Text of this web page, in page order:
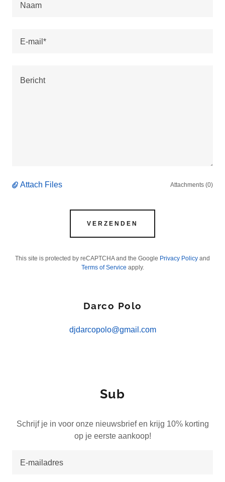
Naam
E-mail*
Attach Files Attachments (0)
VERZENDEN
This site is protected by reCAPTCHA and the Google Privacy Policy and
Terms of Service apply.
Darco Polo
djdarcopolo@gmail.com
Sub
Schrijf je in voor onze nieuwsbrief en krijg 10% korting
op je eerste aankoop!
E-mailadres